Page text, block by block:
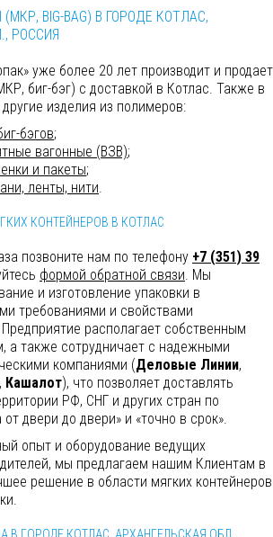
BIG-BAG) В ГОРОДЕ КОТЛАС,
РОССИЯ
уже более 20 лет производит и продает
биг-бэг) с доставкой в Котлас. Также в
изделия из полимеров:
бэгов;
вагонные (ВЗВ);
и пакеты;
ленты, нити.
КОНТЕЙНЕРОВ В КОТЛАС
позвоните нам по телефону +7 (351) 39
формой обратной связи. Мы
и изготовление упаковки в
требованиями и свойствами
располагает собственным
а также сотрудничает с надежными
компаниями (Деловые Линии,
, Кашалот), что позволяет доставлять
РФ, СНГ и других стран по
двери до двери» и «точно в срок».
опыт и оборудование ведущих
мы предлагаем нашим Клиентам в
решение в области мягких контейнеров